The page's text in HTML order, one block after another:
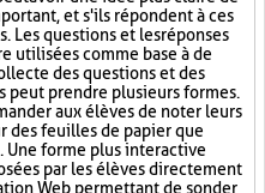
et s'ils répondent à ces
Les questions et les réponses
utilisées comme base à de
des questions et des
peut prendre plusieurs formes.
aux élèves de noter leurs
des feuilles de papier que
Une forme plus interactive
par les élèves directement
Web permettant de sonder